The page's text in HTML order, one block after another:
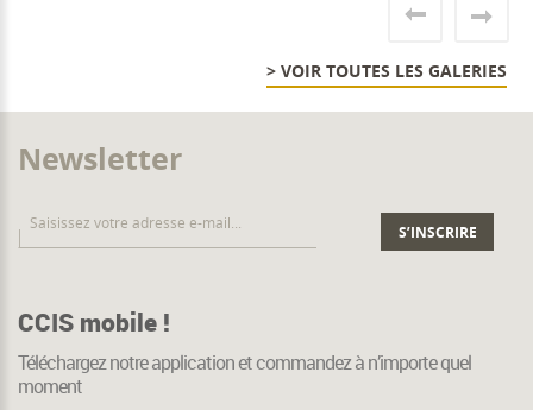
> VOIR TOUTES LES GALERIES
Newsletter
CCIS mobile !
Téléchargez notre application et commandez à n’importe quel
moment